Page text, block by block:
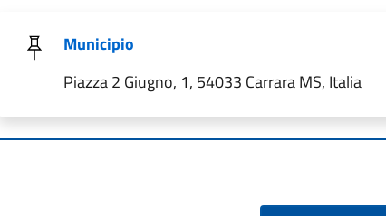
Municipio
Piazza 2 Giugno, 1, 54033 Carrara MS, Italia